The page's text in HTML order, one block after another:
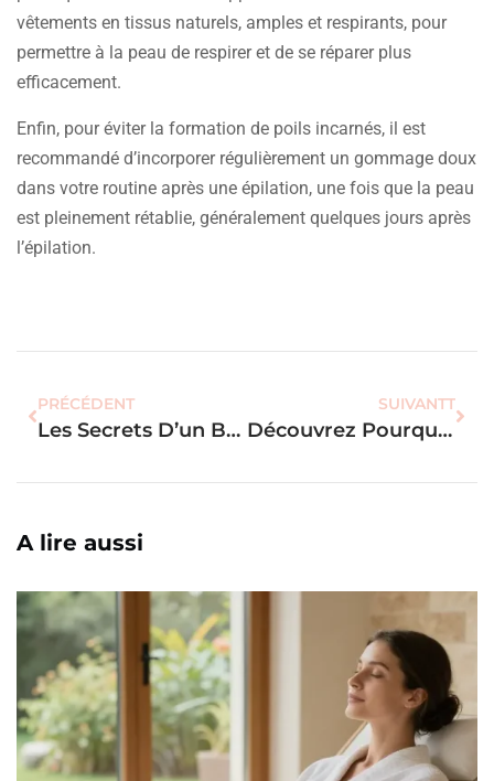
vêtements en tissus naturels, amples et respirants, pour
permettre à la peau de respirer et de se réparer plus
efficacement.
Enfin, pour éviter la formation de poils incarnés, il est
recommandé d’incorporer régulièrement un gommage doux
dans votre routine après une épilation, une fois que la peau
est pleinement rétablie, généralement quelques jours après
l’épilation.
PRÉCÉDENT
Les Secrets D’un Bronzage Éclatant Pour Les Peaux Claires Sans Danger
SUIVANTT
Découvrez Pourquoi L’huile De Coco Est Le Secret Beauté Des Démaquillants Naturelles
A lire aussi